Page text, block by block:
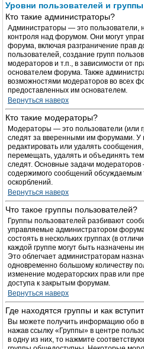
Уровни пользователей и группы
Кто такие администраторы?
Администраторы — это
контроля над форумом. Они могут
форума, включая разграничение прав
пользователей, создание групп
модераторов и т.п., в зависимости от
основателем форума. Также
возможностями модераторов во всех
предоставленных им основателем.
Вернуться наверх
Кто такие модераторы?
Модераторы — это пользователи (или
следят за вверенными им форумами. У
редактировать или удалять
перемещать, удалять и объединять
следят. Основные задачи модераторов
содержимого сообщений
оскорблений.
Вернуться наверх
Что такое группы пользователей?
Группы пользователей разбивают
управляемые администратором
состоять в нескольких группах (в
каждой группе могут быть назначены
Это облегчает администраторам
одновременно большому количеству
изменение модераторских прав или
доступа к закрытым форумам.
Вернуться наверх
Где находятся группы и как
Вы можете получить информацию обо
нажав ссылку «Группы» в центре
в одну из них, то нажмите